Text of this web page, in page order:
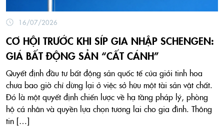
16/07/2026
CƠ HỘI TRƯỚC KHI SÍP GIA NHẬP SCHENGEN:
GIÁ BẤT ĐỘNG SẢN “CẤT CÁNH”
Quyết định đầu tư bất động sản quốc tế của giới tinh hoa
chưa bao giờ chỉ dừng lại ở việc sở hữu một tài sản vật chất.
Đó là một quyết định chiến lược về hạ tầng pháp lý, phòng
hộ cá nhân và quyền lựa chọn tương lai cho gia đình. Thông
tin […]